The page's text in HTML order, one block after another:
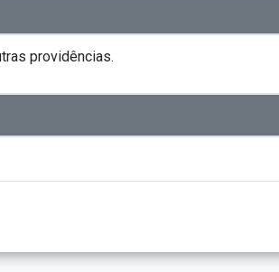
providências.